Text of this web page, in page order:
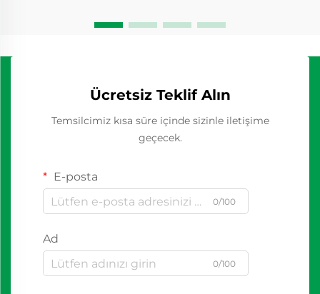
Ücretsiz Teklif Alın
Temsilcimiz kısa süre içinde sizinle iletişime
geçecek.
E-posta
0/100
Ad
0/100